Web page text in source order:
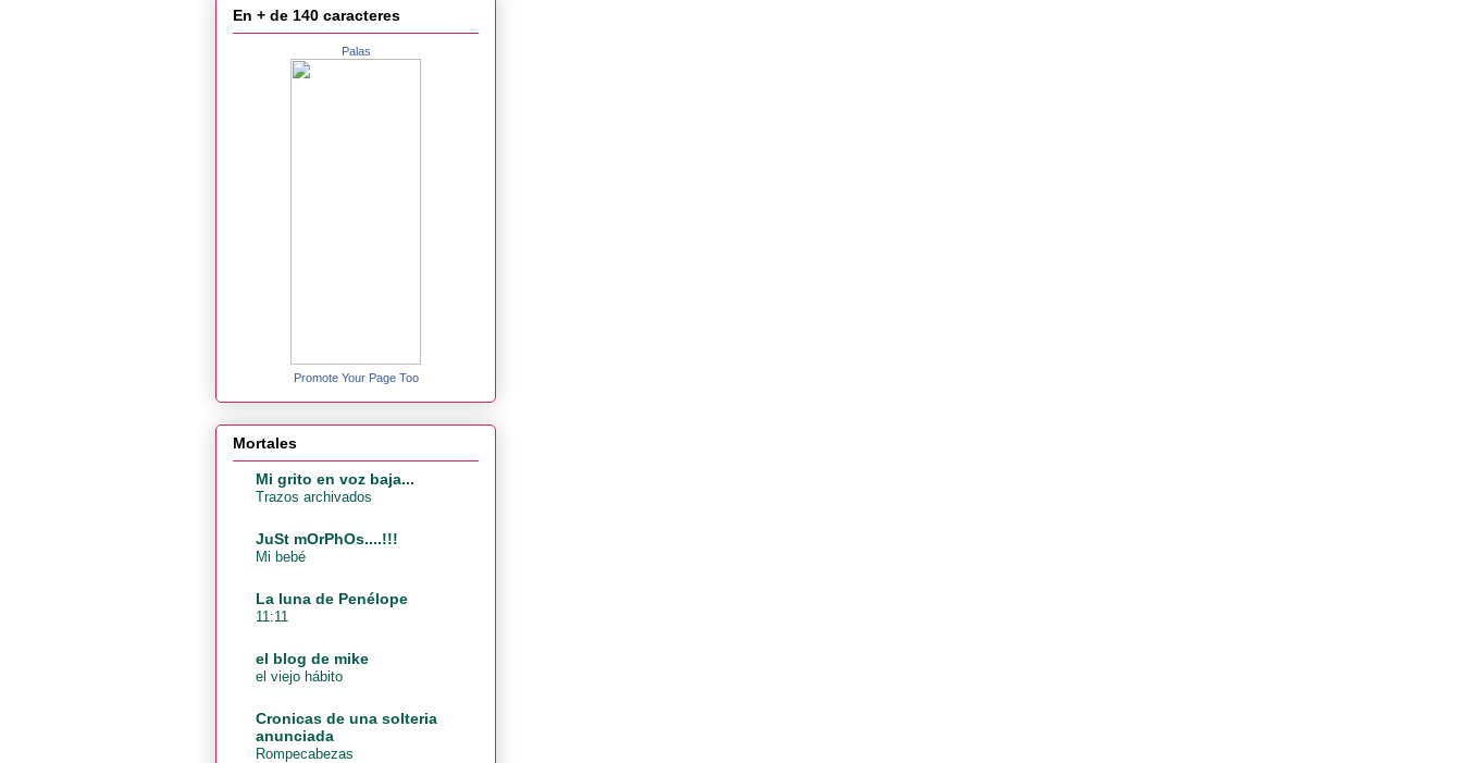
En + de 140 caracteres
Palas
Promote Your Page Too
Mortales
Mi grito en voz baja...
Trazos archivados
JuSt mOrPhOs....!!!
Mi bebé
La luna de Penélope
11:11
el blog de mike
el viejo hábito
Cronicas de una solteria
anunciada
Rompecabezas